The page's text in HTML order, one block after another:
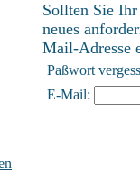
Sollten Sie
neues
Mail-Adresse
Paßwort
E-Mail: